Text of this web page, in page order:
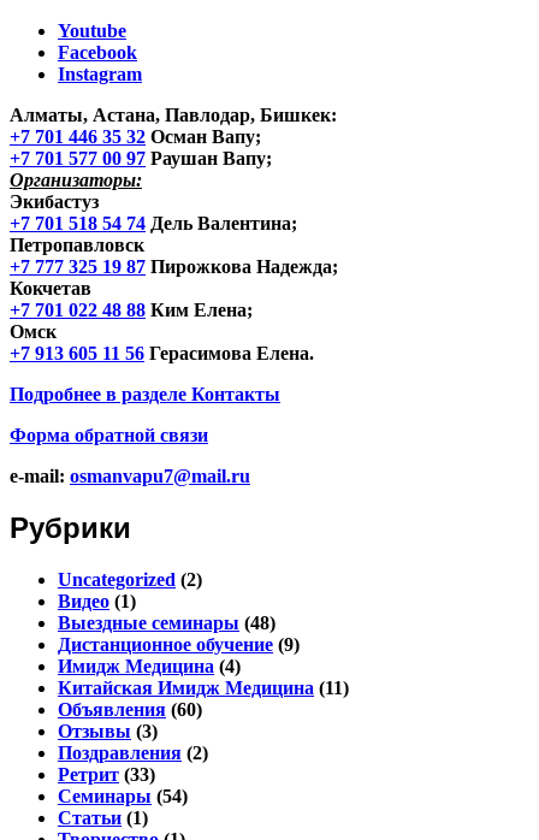
Youtube
Facebook
Instagram
Алматы, Астана, Павлодар, Бишкек:
+7 701 446 35 32 Осман Вапу;
+7 701 577 00 97 Раушан Вапу;
Организаторы:
Экибастуз
+7 701 518 54 74 Дель Валентина;
Петропавловск
+7 777 325 19 87 Пирожкова Надежда;
Кокчетав
+7 701 022 48 88 Ким Елена;
Омск
+7 913 605 11 56 Герасимова Елена.
Подробнее в разделе Контакты
Форма обратной связи
e-mail: osmanvapu7@mail.ru
Рубрики
Uncategorized (2)
Видео (1)
Выездные семинары (48)
Дистанционное обучение (9)
Имидж Медицина (4)
Китайская Имидж Медицина (11)
Объявления (60)
Отзывы (3)
Поздравления (2)
Ретрит (33)
Семинары (54)
Статьи (1)